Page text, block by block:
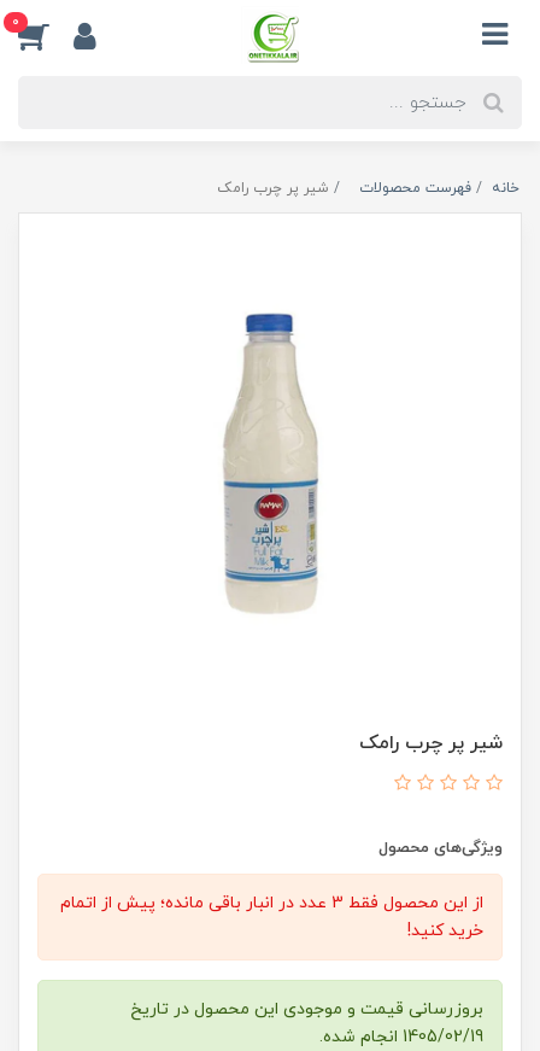
0
خانه فهرست محصولات شیر پر چرب رامک
شیر پر چرب رامک
ویژگی‌های محصول
از این محصول فقط 3 عدد در انبار باقی مانده؛ پیش از اتمام
خرید کنید!
بروزرسانی قیمت و موجودی این محصول در تاریخ
1405/02/19 انجام شده.